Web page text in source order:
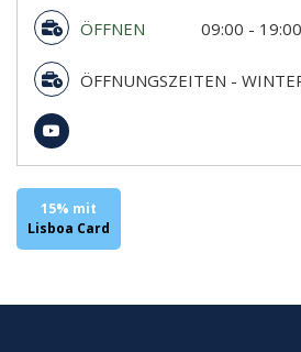
ÖFFNEN 09:00 - 19:00
Sonntag
Donnerstag
Freitag
Samstag
ÖFFNUNGSZEITEN -
Mittwoch
Donnerstag
Freitag
Samstag
15% mit
Lisboa Card